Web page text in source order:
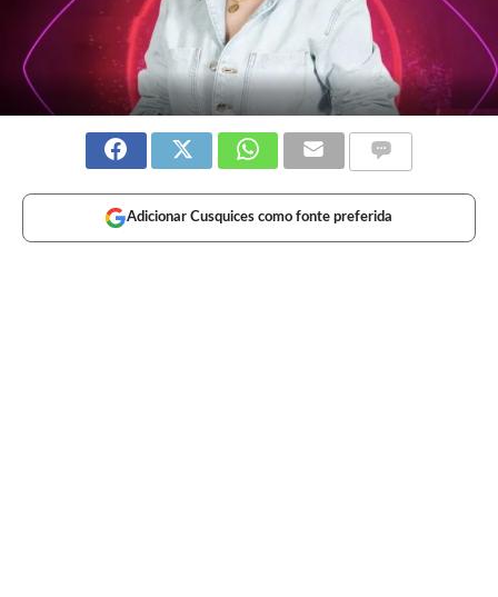
Adicionar Cusquices como fonte preferida